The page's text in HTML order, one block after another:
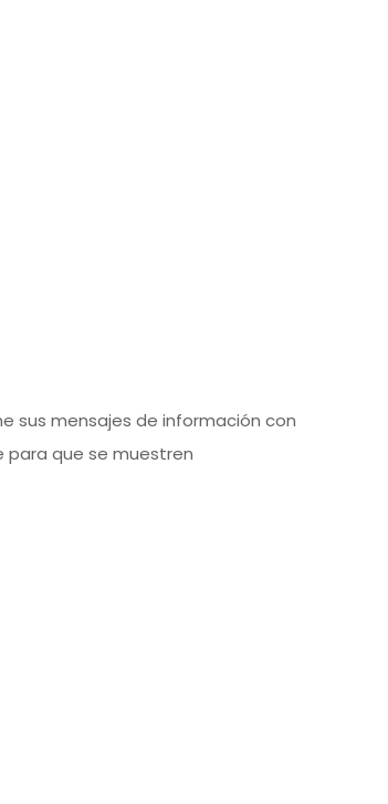
sus mensajes de información con
que se muestren